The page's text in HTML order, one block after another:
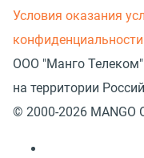
Условия оказания
конфиденциальности
ООО "Манго Телеком"
на территории
© 2000-2026 MANGO